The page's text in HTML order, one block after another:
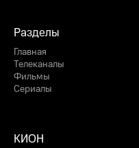
Разделы
Главная
Телеканалы
Фильмы
Сериалы
КИОН